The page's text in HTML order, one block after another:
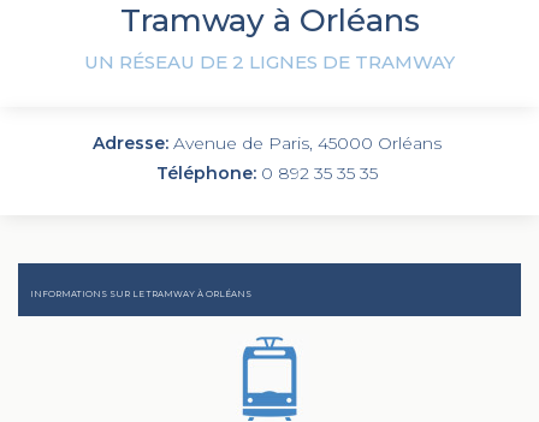
Tramway à Orléans
UN RÉSEAU DE 2 LIGNES DE TRAMWAY
Adresse:Avenue de Paris, 45000 Orléans
Téléphone:0 892 35 35 35
INFORMATIONS SUR LE TRAMWAY À ORLÉANS